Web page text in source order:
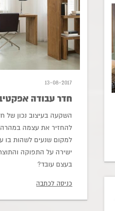
13-08-2017
חדר עבודה
השקעה בעיצוב נכון של
להחזיר את עצמה
למקום שנעים לשהות בו
ישירה על התפוקה
בעצם עובד?
כניסה לכתבה